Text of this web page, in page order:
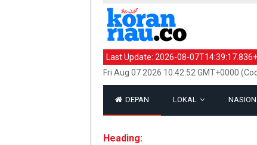
Last Update: 2026-08-
Fri Aug 07 2026 10:42:52 GMT+0000
DEPAN LOKAL
Heading: